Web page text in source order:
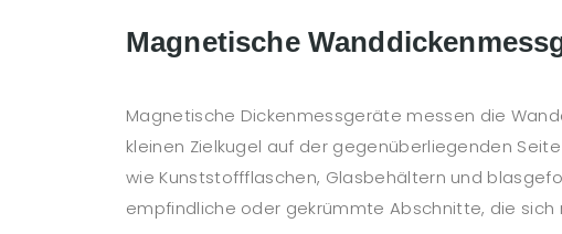
Magnetische
Magnetische Dickenmessgeräte messen die
kleinen Zielkugel auf der gegenüberliegenden
wie Kunststoffflaschen, Glasbehältern und
empfindliche oder gekrümmte Abschnitte, die sich